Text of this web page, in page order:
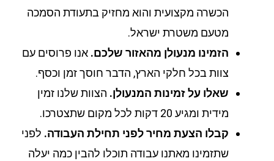
הכשרה מקצועית והוא מחזיק בתעודת הסמכה
מטעם משטרת ישראל.
הזמינו מנעולן מהאזור שלכם.אנו פרוסים עם
צוות בכל חלקי הארץ, הדבר חוסך זמן וכסף.
שאלו על זמינות המנעולן.הצוות שלנו זמין
מידית ומגיע 20 דקות לכל מקום שתצטרכו.
קבלו הצעת מחיר לפני תחילת העבודה.לפני
שתזמינו מאתנו עבודה תוכלו להבין כמה יעלה